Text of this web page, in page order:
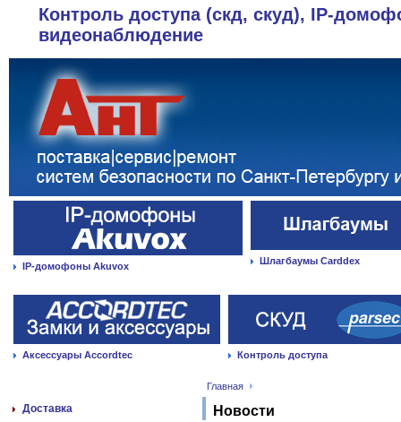
Контроль доступа (скд, скуд), IP-
видеонаблюдение
IP-домофоны Akuvox Шлагбаумы Carddex
Аксессуары Accordtec Контроль доступа
Главная
Доставка Новости